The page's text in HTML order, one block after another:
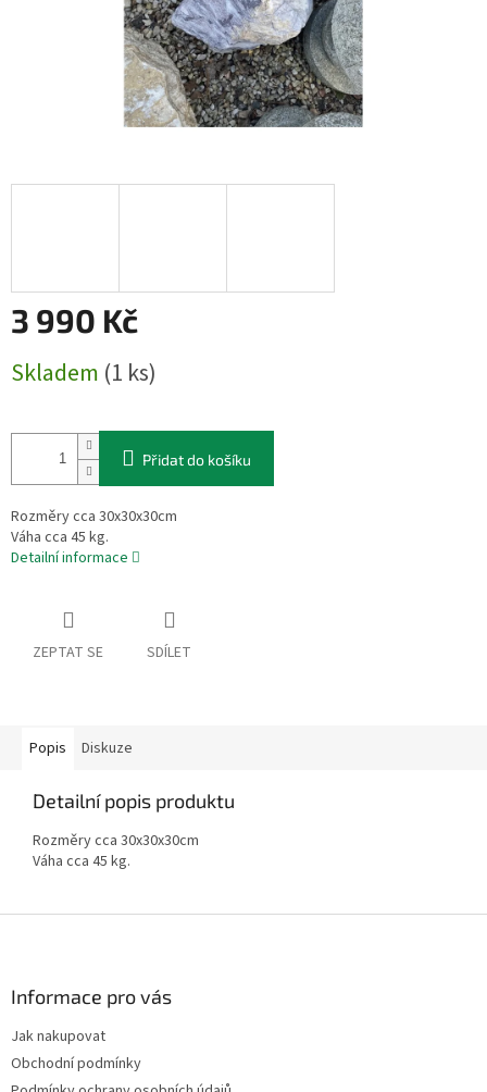
3 990 Kč
cena:
Skladem (1 ks)
Přidat do košíku
Rozměry cca 30x30x30cm
Váha cca 45 kg.
Detailní informace
ZEPTAT SE SDÍLET
Popis Diskuze
Detailní popis produktu
Rozměry cca 30x30x30cm
Váha cca 45 kg.
Informace pro vás
Jak nakupovat
Obchodní podmínky